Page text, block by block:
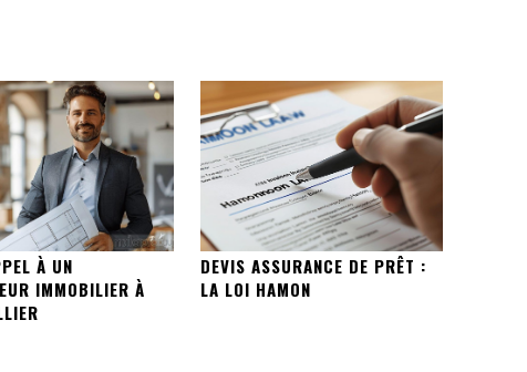
À UN
IMMOBILIER À
DEVIS ASSURANCE DE PRÊT :
LA LOI HAMON